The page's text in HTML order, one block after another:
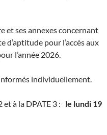
et ses annexes concernant
d’aptitude pour l’accès aux
l’année 2026.
individuellement.
à la DPATE 3 : le lundi 19